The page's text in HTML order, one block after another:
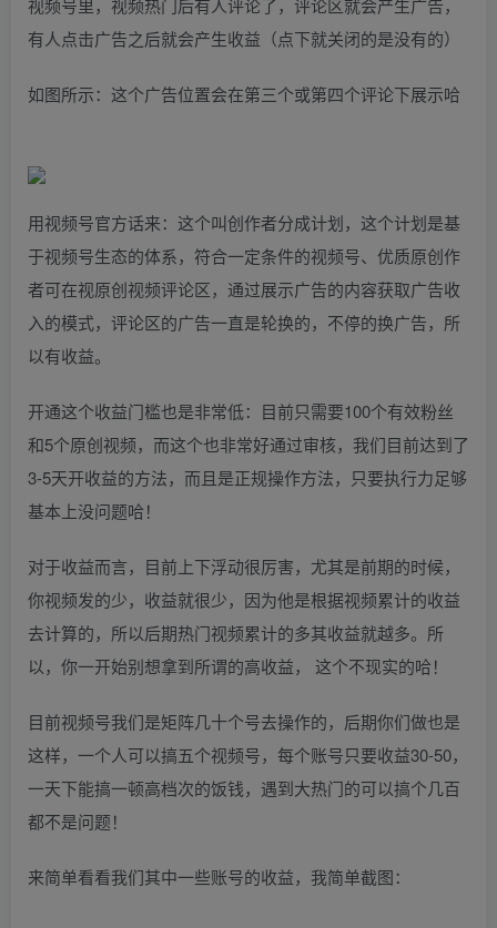
视频号里，视频热门后有人评论了，评论区就会产生广告，
有人点击广告之后就会产生收益（点下就关闭的是没有的）
如图所示：这个广告位置会在第三个或第四个评论下展示哈
用视频号官方话来：这个叫创作者分成计划，这个计划是基
于视频号生态的体系，符合一定条件的视频号、优质原创作
者可在视原创视频评论区，通过展示广告的内容获取广告收
入的模式，评论区的广告一直是轮换的，不停的换广告，所
以有收益。
开通这个收益门槛也是非常低：目前只需要100个有效粉丝
和5个原创视频，而这个也非常好通过审核，我们目前达到了
3-5天开收益的方法，而且是正规操作方法，只要执行力足够
基本上没问题哈！
对于收益而言，目前上下浮动很厉害，尤其是前期的时候，
你视频发的少，收益就很少，因为他是根据视频累计的收益
去计算的，所以后期热门视频累计的多其收益就越多。所
以，你一开始别想拿到所谓的高收益， 这个不现实的哈！
目前视频号我们是矩阵几十个号去操作的，后期你们做也是
这样，一个人可以搞五个视频号，每个账号只要收益30-50，
一天下能搞一顿高档次的饭钱，遇到大热门的可以搞个几百
都不是问题！
来简单看看我们其中一些账号的收益，我简单截图：